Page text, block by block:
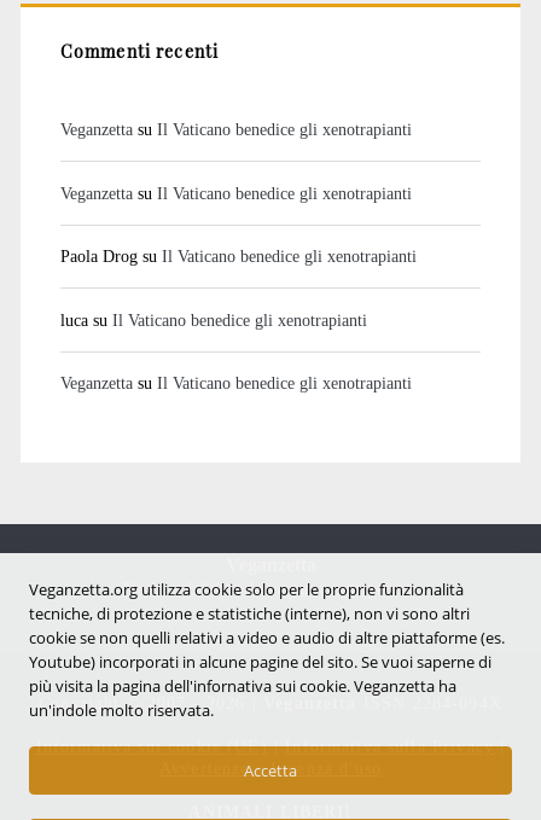
Commenti recenti
Veganzettasu Il Vaticano benedice gli xenotrapianti
Veganzettasu Il Vaticano benedice gli xenotrapianti
Paola Drogsu Il Vaticano benedice gli xenotrapianti
lucasu Il Vaticano benedice gli xenotrapianti
Veganzettasu Il Vaticano benedice gli xenotrapianti
Notizie dal mondo vegan e antispecista
Copyright © 2007 - 2026 |
Informativa sui cookie (UE)|Informativa sulla Privacy|
Avvertenze e Licenza d'uso
Veganzetta.org utilizza cookie solo per le proprie funzionalità
tecniche, di protezione e statistiche (interne), non vi sono altri
cookie se non quelli relativi a video e audio di altre piattaforme (es.
Youtube) incorporati in alcune pagine del sito. Se vuoi saperne di
più visita la pagina dell'infornativa sui cookie. Veganzetta ha
un'indole molto riservata.
Accetta